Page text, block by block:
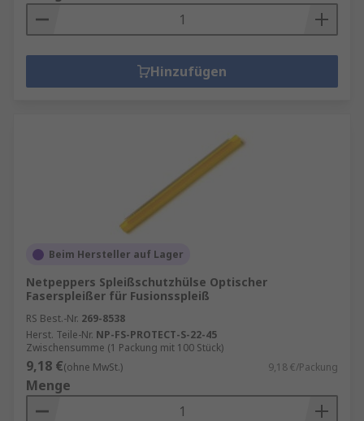
Hinzufügen
Beim Hersteller auf Lager
Netpeppers Spleißschutzhülse Optischer
Faserspleißer für Fusionsspleiß
RS Best.-Nr. 269-8538
Herst. Teile-Nr. NP-FS-PROTECT-S-22-45
Zwischensumme (1 Packung mit 100 Stück)
9,18 €(ohne MwSt.) 9,18 €/Packung
Menge